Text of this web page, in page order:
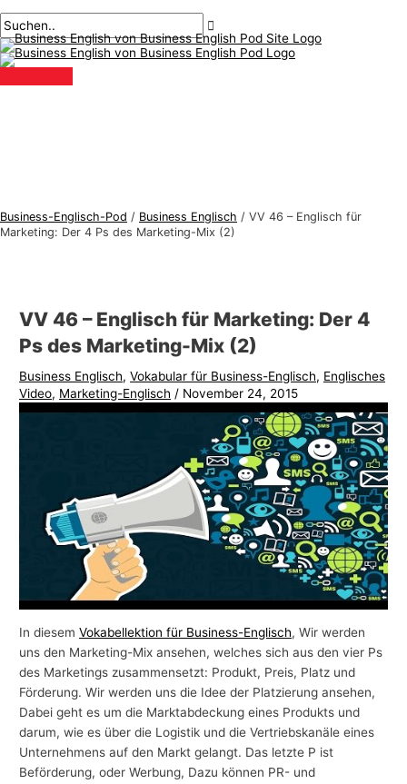
Inhalt
springen
Business-Englisch-Pod / Business Englisch / VV 46 – Englisch für
Marketing: Der 4 Ps des Marketing-Mix (2)
VV 46 – Englisch für Marketing: Der 4
Ps des Marketing-Mix (2)
Business Englisch,Vokabular für Business-Englisch, Englisches
Video, Marketing-Englisch / November 24, 2015
In diesemVokabellektion für Business-Englisch, Wir werden
uns den Marketing-Mix ansehen, welches sich aus den vier Ps
des Marketings zusammensetzt: Produkt, Preis, Platz und
Förderung. Wir werden uns die Idee der Platzierung ansehen,
Dabei geht es um die Marktabdeckung eines Produkts und
darum, wie es über die Logistik und die Vertriebskanäle eines
Unternehmens auf den Markt gelangt. Das letzte P ist
Beförderung, oder Werbung, Dazu können PR- und
Sie
hier
ein..
B
u
s
i
E
s
c
h
S
u
c
h
h